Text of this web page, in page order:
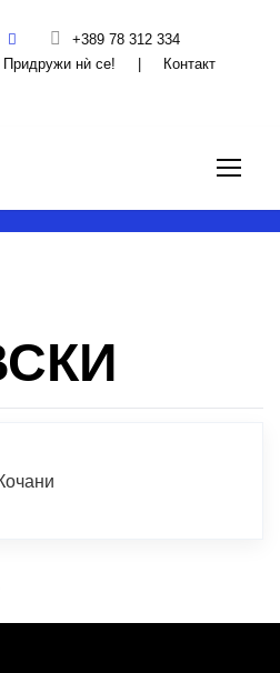
+389 78 312 334
Придружи нѝ се! Контакт